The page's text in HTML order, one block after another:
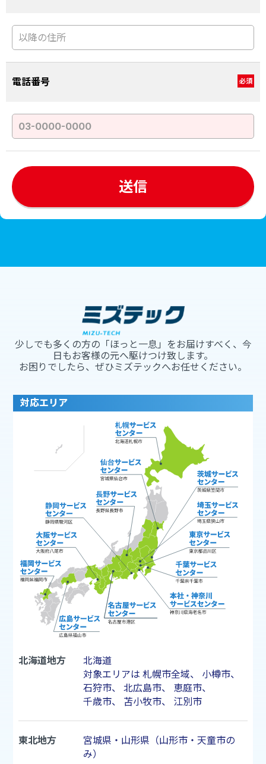
電話番号 必須
少しでも多くの方の「ほっと一息」をお届けすべく、今
日もお客様の元へ駆けつけ致します。
お困りでしたら、ぜひミズテックへお任せください。
対応エリア
北海道地方
北海道
対象エリアは 札幌市全域、 小樽市、
石狩市、 北広島市、 恵庭市、
千歳市、 苫小牧市、 江別市
東北地方
宮城県・山形県（山形市・天童市の
み）